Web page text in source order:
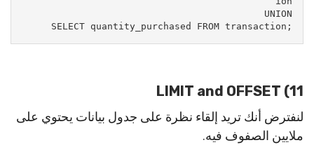
;SELECT quantity_purchased FROM transaction
11) LIMIT and OFFSET
لنفترض أنك تريد إلقاء نظرة على جدول بيانات يحتوي على
ملايين الصفوف فيه.